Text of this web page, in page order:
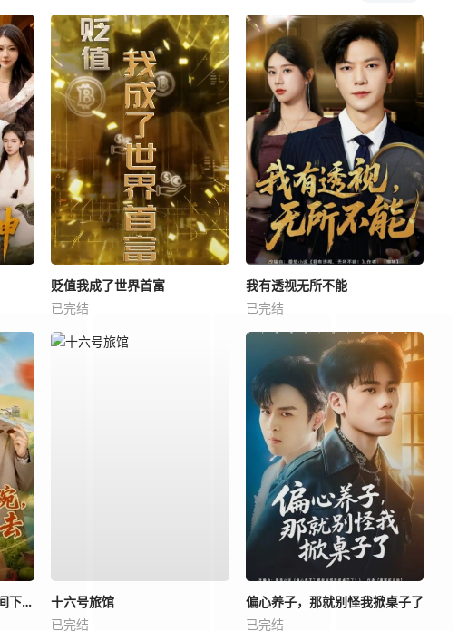
贬值我成了世界首富
已完结
我有透视无所不能
已完结
七零卖掉铁饭碗，囤满空间下乡去
十六号旅馆
已完结
偏心养子，那就别怪我掀桌子了
已完结